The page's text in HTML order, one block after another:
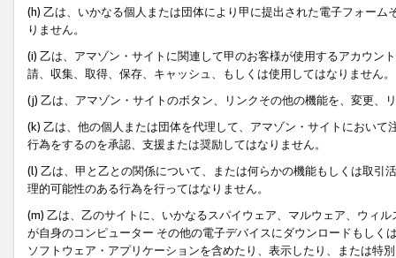
(h) 乙は、いかなる個人または団体により甲に提出された電子フォー
りません。
(i) 乙は、アマゾン・サイトに関連して甲のお客様が使用するアカウン
請、収集、取得、保存、キャッシュ、もしくは使用してはなりません。
(j) 乙は、アマゾン・サイトのボタン、リンクその他の機能を、変更、
(k) 乙は、他の個人または団体を代理して、アマゾン・サイトにおい
行為をするのを承認、支援または奨励してはなりません。
(l) 乙は、甲と乙との関係について、または何らかの機能もしくは取
理的可能性のある行為を行ってはなりません。
(m) 乙は、乙のサイトに、いかなるスパイウェア、マルウェア、ウィ
が自身のコンピューター その他の電子デバイスにダウンロードもし
ソフトウェア・アプリケーションを含めたり、表示したり、または特